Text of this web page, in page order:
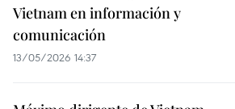
Vietnam en información y
comunicación
13/05/2026 14:37